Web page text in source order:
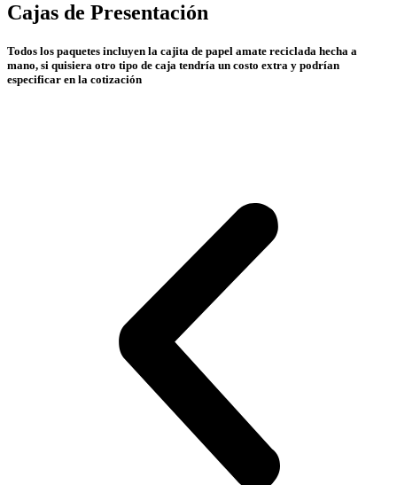
Cajas de Presentación
Todos los paquetes incluyen la cajita de papel amate reciclada hecha a
mano, si quisiera otro tipo de caja tendría un costo extra y podrían
especificar en la cotización